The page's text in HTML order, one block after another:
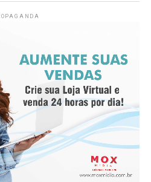
dé qì; “chegada de qi”) se
de torpor, distensão ou
local da agulha. Se essa
se justifica dizendo que o
corretamente, ou a agulha
correta, ou houve
o de-qi não é
local de inserção da agulha,
disco entre as causas mais
Afonso Aragão,
doenças da coluna, faz um
Ele afirma que a hérnia de
que costuma ser
evoluir para consequências
e tratada com rapidez e